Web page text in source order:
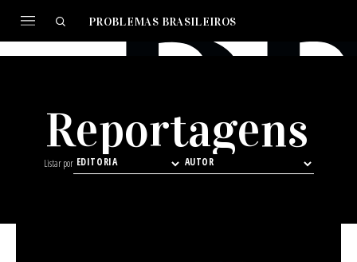
PROBLEMAS BRASILEIROS
Reportagens
Listar por